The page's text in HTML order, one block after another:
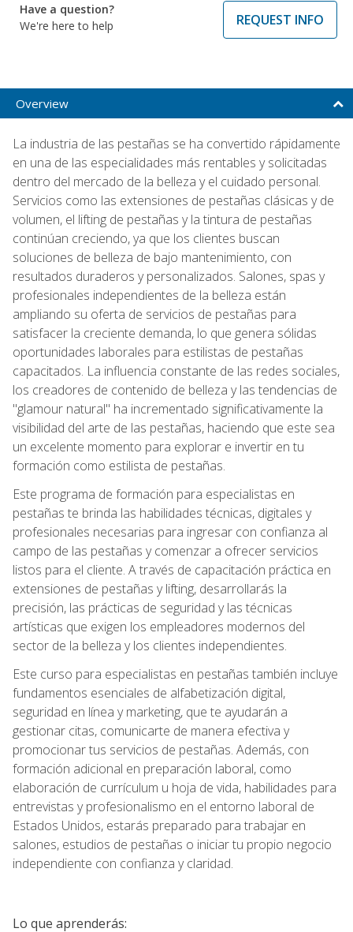
Have a question?
We're here to help
REQUEST INFO
Overview
La industria de las pestañas se ha convertido rápidamente
en una de las especialidades más rentables y solicitadas
dentro del mercado de la belleza y el cuidado personal.
Servicios como las extensiones de pestañas clásicas y de
volumen, el lifting de pestañas y la tintura de pestañas
continúan creciendo, ya que los clientes buscan
soluciones de belleza de bajo mantenimiento, con
resultados duraderos y personalizados. Salones, spas y
profesionales independientes de la belleza están
ampliando su oferta de servicios de pestañas para
satisfacer la creciente demanda, lo que genera sólidas
oportunidades laborales para estilistas de pestañas
capacitados. La influencia constante de las redes sociales,
los creadores de contenido de belleza y las tendencias de
"glamour natural" ha incrementado significativamente la
visibilidad del arte de las pestañas, haciendo que este sea
un excelente momento para explorar e invertir en tu
formación como estilista de pestañas.
Este programa de formación para especialistas en
pestañas te brinda las habilidades técnicas, digitales y
profesionales necesarias para ingresar con confianza al
campo de las pestañas y comenzar a ofrecer servicios
listos para el cliente. A través de capacitación práctica en
extensiones de pestañas y lifting, desarrollarás la
precisión, las prácticas de seguridad y las técnicas
artísticas que exigen los empleadores modernos del
sector de la belleza y los clientes independientes.
Este curso para especialistas en pestañas también incluye
fundamentos esenciales de alfabetización digital,
seguridad en línea y marketing, que te ayudarán a
gestionar citas, comunicarte de manera efectiva y
promocionar tus servicios de pestañas. Además, con
formación adicional en preparación laboral, como
elaboración de currículum u hoja de vida, habilidades para
entrevistas y profesionalismo en el entorno laboral de
Estados Unidos, estarás preparado para trabajar en
salones, estudios de pestañas o iniciar tu propio negocio
independiente con confianza y claridad.
Lo que aprenderás: